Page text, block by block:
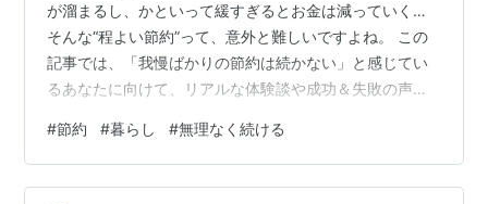
が溜まるし、かといって緩すぎるとお金は減っていく…
そんな“程よい節約”って、意外と難しいですよね。 この
記事では、「我慢ばかりの節約は続かない」と感じてい
るあなたに向けて、リアルな体験談や成功＆失敗の声を
っぷり紹介します。 読み終えるころには、「あ、これな
らできそう！」と思える節約スタイルが見つかるはずで
す。 あなたらしいお金との付き合い方を、一緒に見つけ
#節約 #暮らし #無理なく続ける